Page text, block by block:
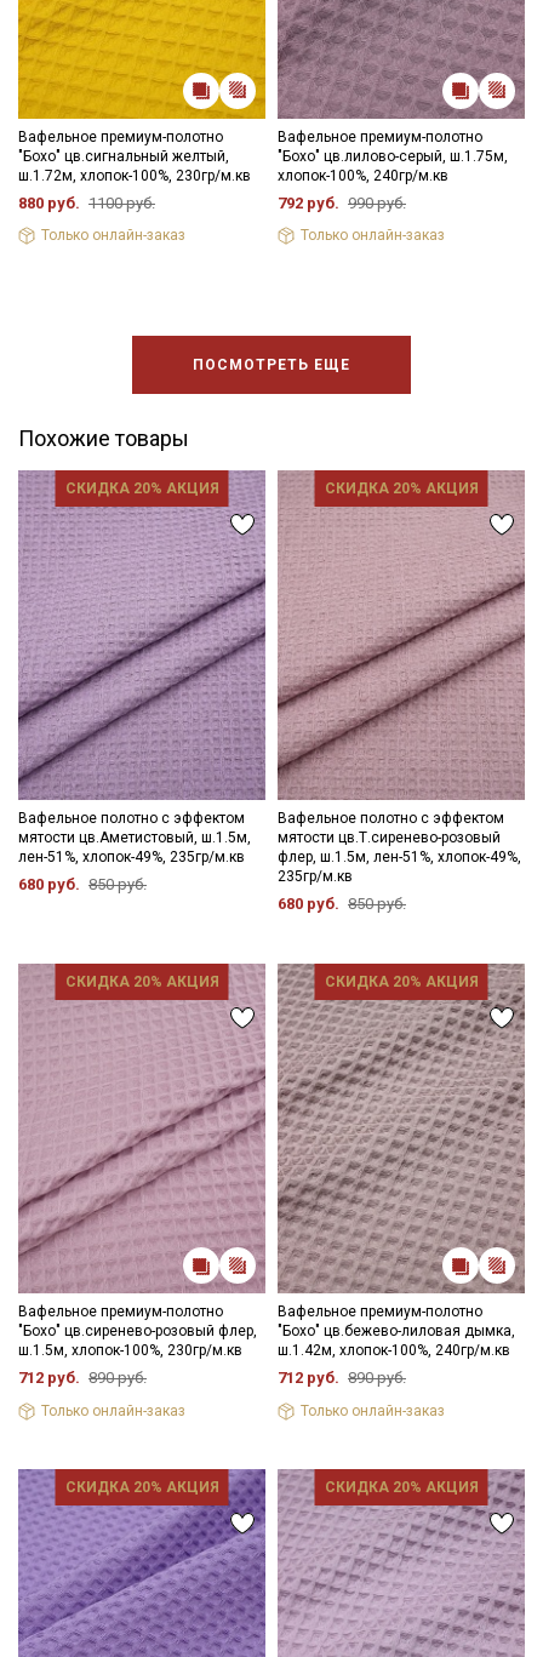
Вафельное премиум-полотно
"Бохо" цв.сигнальный желтый,
ш.1.72м, хлопок-100%, 230гр/м.кв
880 руб. 1100 руб.
Только онлайн-заказ
Вафельное премиум-полотно
"Бохо" цв.лилово-серый, ш.1.75м,
хлопок-100%, 240гр/м.кв
792 руб. 990 руб.
Только онлайн-заказ
ПОСМОТРЕТЬ ЕЩЕ
Похожие товары
СКИДКА 20% АКЦИЯ
Вафельное полотно с эффектом
мятости цв.Аметистовый, ш.1.5м,
лен-51%, хлопок-49%, 235гр/м.кв
680 руб. 850 руб.
СКИДКА 20% АКЦИЯ
Вафельное полотно с эффектом
мятости цв.Т.сиренево-розовый
флер, ш.1.5м, лен-51%, хлопок-49%,
235гр/м.кв
680 руб. 850 руб.
СКИДКА 20% АКЦИЯ
Вафельное премиум-полотно
"Бохо" цв.сиренево-розовый флер,
ш.1.5м, хлопок-100%, 230гр/м.кв
712 руб. 890 руб.
Только онлайн-заказ
СКИДКА 20% АКЦИЯ
Вафельное премиум-полотно
"Бохо" цв.бежево-лиловая дымка,
ш.1.42м, хлопок-100%, 240гр/м.кв
712 руб. 890 руб.
Только онлайн-заказ
СКИДКА 20% АКЦИЯ СКИДКА 20% АКЦИЯ